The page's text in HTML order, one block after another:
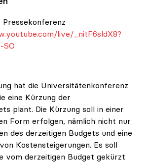
live/_nitF6sldX8?
SO
hat die Universitätenkonferenz
eine Kürzung der
plant. Die Kürzung soll in einer
Form erfolgen, nämlich nicht nur
des derzeitigen Budgets und eine
Kostensteigerungen. Es soll
vom derzeitigen Budget gekürzt